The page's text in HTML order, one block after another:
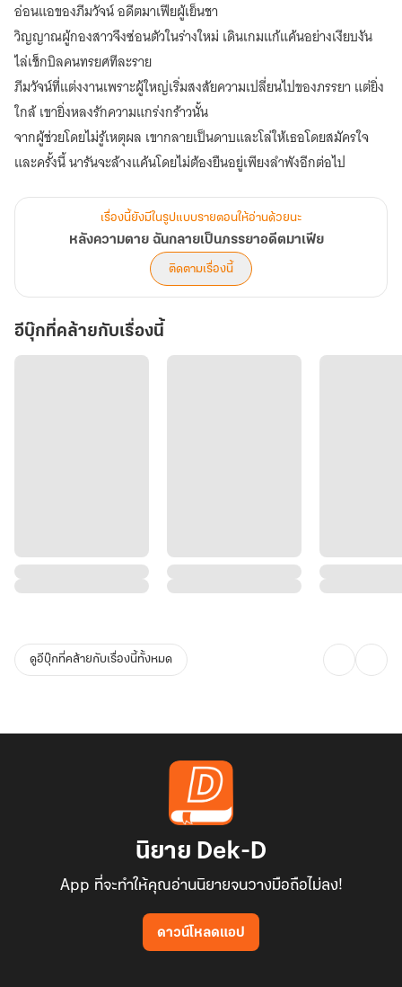
อ่อนแอของภีมวัจน์ อดีตมาเฟียผู้เย็นชา
วิญญาณผู้กองสาวจึงซ่อนตัวในร่างใหม่ เดินเกมแก้แค้นอย่างเงียบงัน
ไล่เช็กบิลคนทรยศทีละราย
ภีมวัจน์ที่แต่งงานเพราะผู้ใหญ่เริ่มสงสัยความเปลี่ยนไปของภรรยา แต่ยิ่ง
ใกล้ เขายิ่งหลงรักความแกร่งกร้าวนั้น
จากผู้ช่วยโดยไม่รู้เหตุผล เขากลายเป็นดาบและโล่ให้เธอโดยสมัครใจ
และครั้งนี้ นารันจะล้างแค้นโดยไม่ต้องยืนอยู่เพียงลำพังอีกต่อไป
เรื่องนี้ยังมีในรูปแบบรายตอนให้อ่านด้วยนะ
หลังความตาย ฉันกลายเป็นภรรยาอดีตมาเฟีย
ติดตามเรื่องนี้
อีบุ๊กที่คล้ายกับเรื่องนี้
ดูอีบุ๊กที่คล้ายกับเรื่องนี้ทั้งหมด
นิยาย Dek-D
App ที่จะทำให้คุณอ่านนิยายจนวางมือถือไม่ลง!
ดาวน์โหลดแอป